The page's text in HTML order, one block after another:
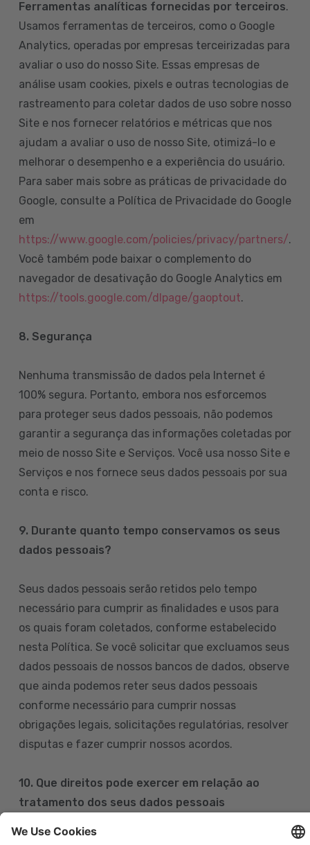
Ferramentas analíticas fornecidas por terceiros.
Usamos ferramentas de terceiros, como o Google
Analytics, operadas por empresas terceirizadas para
avaliar o uso do nosso Site. Essas empresas de
análise usam cookies, pixels e outras tecnologias de
rastreamento para coletar dados de uso sobre nosso
Site e nos fornecer relatórios e métricas que nos
ajudam a avaliar o uso de nosso Site, otimizá-lo e
melhorar o desempenho e a experiência do usuário.
Para saber mais sobre as práticas de privacidade do
Google, consulte a Política de Privacidade do Google
em
https://www.google.com/policies/privacy/partners/.
Você também pode baixar o complemento do
navegador de desativação do Google Analytics em
https://tools.google.com/dlpage/gaoptout.
8. Segurança
Nenhuma transmissão de dados pela Internet é
100% segura. Portanto, embora nos esforcemos
para proteger seus dados pessoais, não podemos
garantir a segurança das informações coletadas por
meio de nosso Site e Serviços. Você usa nosso Site e
Serviços e nos fornece seus dados pessoais por sua
conta e risco.
9. Durante quanto tempo conservamos os seus
dados pessoais?
Seus dados pessoais serão retidos pelo tempo
necessário para cumprir as finalidades e usos para
os quais foram coletados, conforme estabelecido
nesta Política. Se você solicitar que excluamos seus
dados pessoais de nossos bancos de dados, observe
que ainda podemos reter seus dados pessoais
conforme necessário para cumprir nossas
obrigações legais, solicitações regulatórias, resolver
disputas e fazer cumprir nossos acordos.
10. Que direitos pode exercer em relação ao
tratamento dos seus dados pessoais